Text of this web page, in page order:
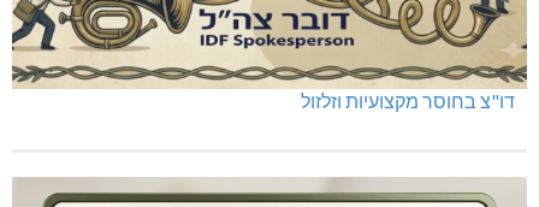
דו"צ בחוסר מקצועיות וזלזול